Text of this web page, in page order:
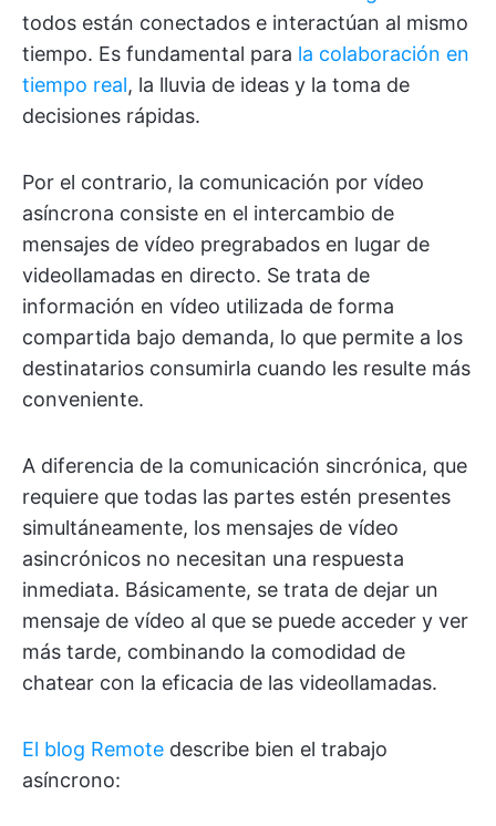
todos están conectados e interactúan al mismo
tiempo. Es fundamental para la colaboración en
tiempo real, la lluvia de ideas y la toma de
decisiones rápidas.
Por el contrario, la comunicación por vídeo
asíncrona consiste en el intercambio de
mensajes de vídeo pregrabados en lugar de
videollamadas en directo. Se trata de
información en vídeo utilizada de forma
compartida bajo demanda, lo que permite a los
destinatarios consumirla cuando les resulte más
conveniente.
A diferencia de la comunicación sincrónica, que
requiere que todas las partes estén presentes
simultáneamente, los mensajes de vídeo
asincrónicos no necesitan una respuesta
inmediata. Básicamente, se trata de dejar un
mensaje de vídeo al que se puede acceder y ver
más tarde, combinando la comodidad de
chatear con la eficacia de las videollamadas.
El blog Remote describe bien el trabajo
asíncrono: